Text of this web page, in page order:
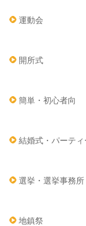
運動会
開所式
簡単・初心者向
結婚式・パーティ
選挙・選挙事務所
地鎮祭